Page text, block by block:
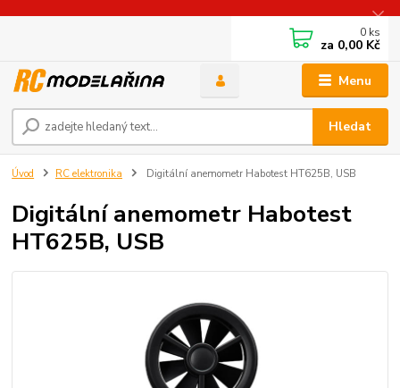
Menu
Hledat
0 ks
za 0,00 Kč
Úvod RC elektronika Digitální anemometr Habotest HT625B, USB
Digitální anemometr Habotest
HT625B, USB